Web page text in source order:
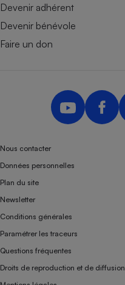
Devenir adhérent
Devenir bénévole
Faire un don
Nous contacter
Données personnelles
Plan du site
Newsletter
Conditions générales
Paramétrer les traceurs
Questions fréquentes
Droits de reproduction et de diffusion